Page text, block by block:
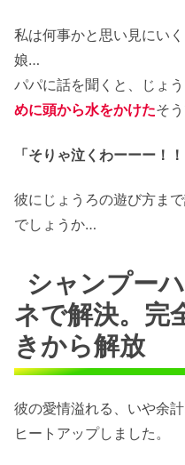
私は何事かと思い見にい
娘…
パパに話を聞くと、じょ
めに頭から水をかけたそ
「そりゃ泣くわーーー！！
彼にじょうろの遊び方ま
でしょうか…
シャンプー
ネで解決。完
きから解放
彼の愛情溢れる、いや余
ヒートアップしました。